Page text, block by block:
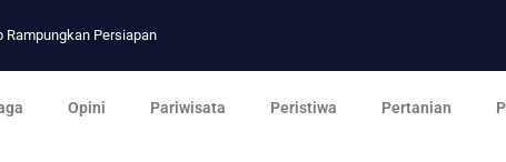
Rampungkan Persiapan
Opini Pariwisata Peristiwa Pertanian